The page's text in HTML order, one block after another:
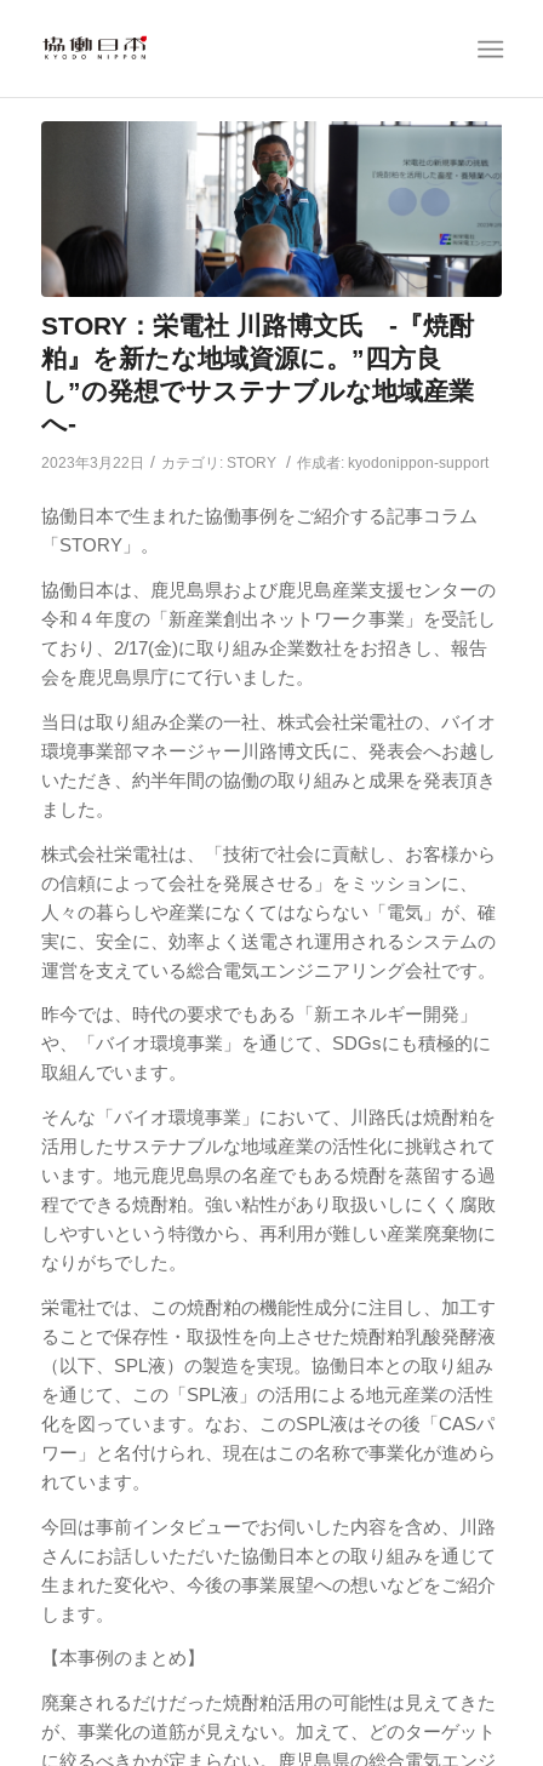
STORY：栄電社 川路博文氏 -『焼酎
粕』を新たな地域資源に。”四方良
し”の発想でサステナブルな地域産業
へ-
2023年3月22日 / カテゴリ: STORY / 作成者: kyodonippon-support
協働日本で生まれた協働事例をご紹介する記事コラム
「STORY」。
協働日本は、鹿児島県および鹿児島産業支援センターの
令和４年度の「新産業創出ネットワーク事業」を受託し
ており、2/17(金)に取り組み企業数社をお招きし、報告
会を鹿児島県庁にて行いました。
当日は取り組み企業の一社、株式会社栄電社の、バイオ
環境事業部マネージャー川路博文氏に、発表会へお越し
いただき、約半年間の協働の取り組みと成果を発表頂き
ました。
株式会社栄電社は、「技術で社会に貢献し、お客様から
の信頼によって会社を発展させる」をミッションに、
人々の暮らしや産業になくてはならない「電気」が、確
実に、安全に、効率よく送電され運用されるシステムの
運営を支えている総合電気エンジニアリング会社です。
昨今では、時代の要求でもある「新エネルギー開発」
や、「バイオ環境事業」を通じて、SDGsにも積極的に
取組んでいます。
そんな「バイオ環境事業」において、川路氏は焼酎粕を
活用したサステナブルな地域産業の活性化に挑戦されて
います。地元鹿児島県の名産でもある焼酎を蒸留する過
程でできる焼酎粕。強い粘性があり取扱いしにくく腐敗
しやすいという特徴から、再利用が難しい産業廃棄物に
なりがちでした。
栄電社では、この焼酎粕の機能性成分に注目し、加工す
ることで保存性・取扱性を向上させた焼酎粕乳酸発酵液
（以下、SPL液）の製造を実現。協働日本との取り組み
を通じて、この「SPL液」の活用による地元産業の活性
化を図っています。なお、このSPL液はその後「CASパ
ワー」と名付けられ、現在はこの名称で事業化が進めら
れています。
今回は事前インタビューでお伺いした内容を含め、川路
さんにお話しいただいた協働日本との取り組みを通じて
生まれた変化や、今後の事業展望への想いなどをご紹介
します。
【本事例のまとめ】
廃棄されるだけだった焼酎粕活用の可能性は見えてきた
が、事業化の道筋が見えない。加えて、どのターゲット
に絞るべきかが定まらない。鹿児島県の総合電気エンジ